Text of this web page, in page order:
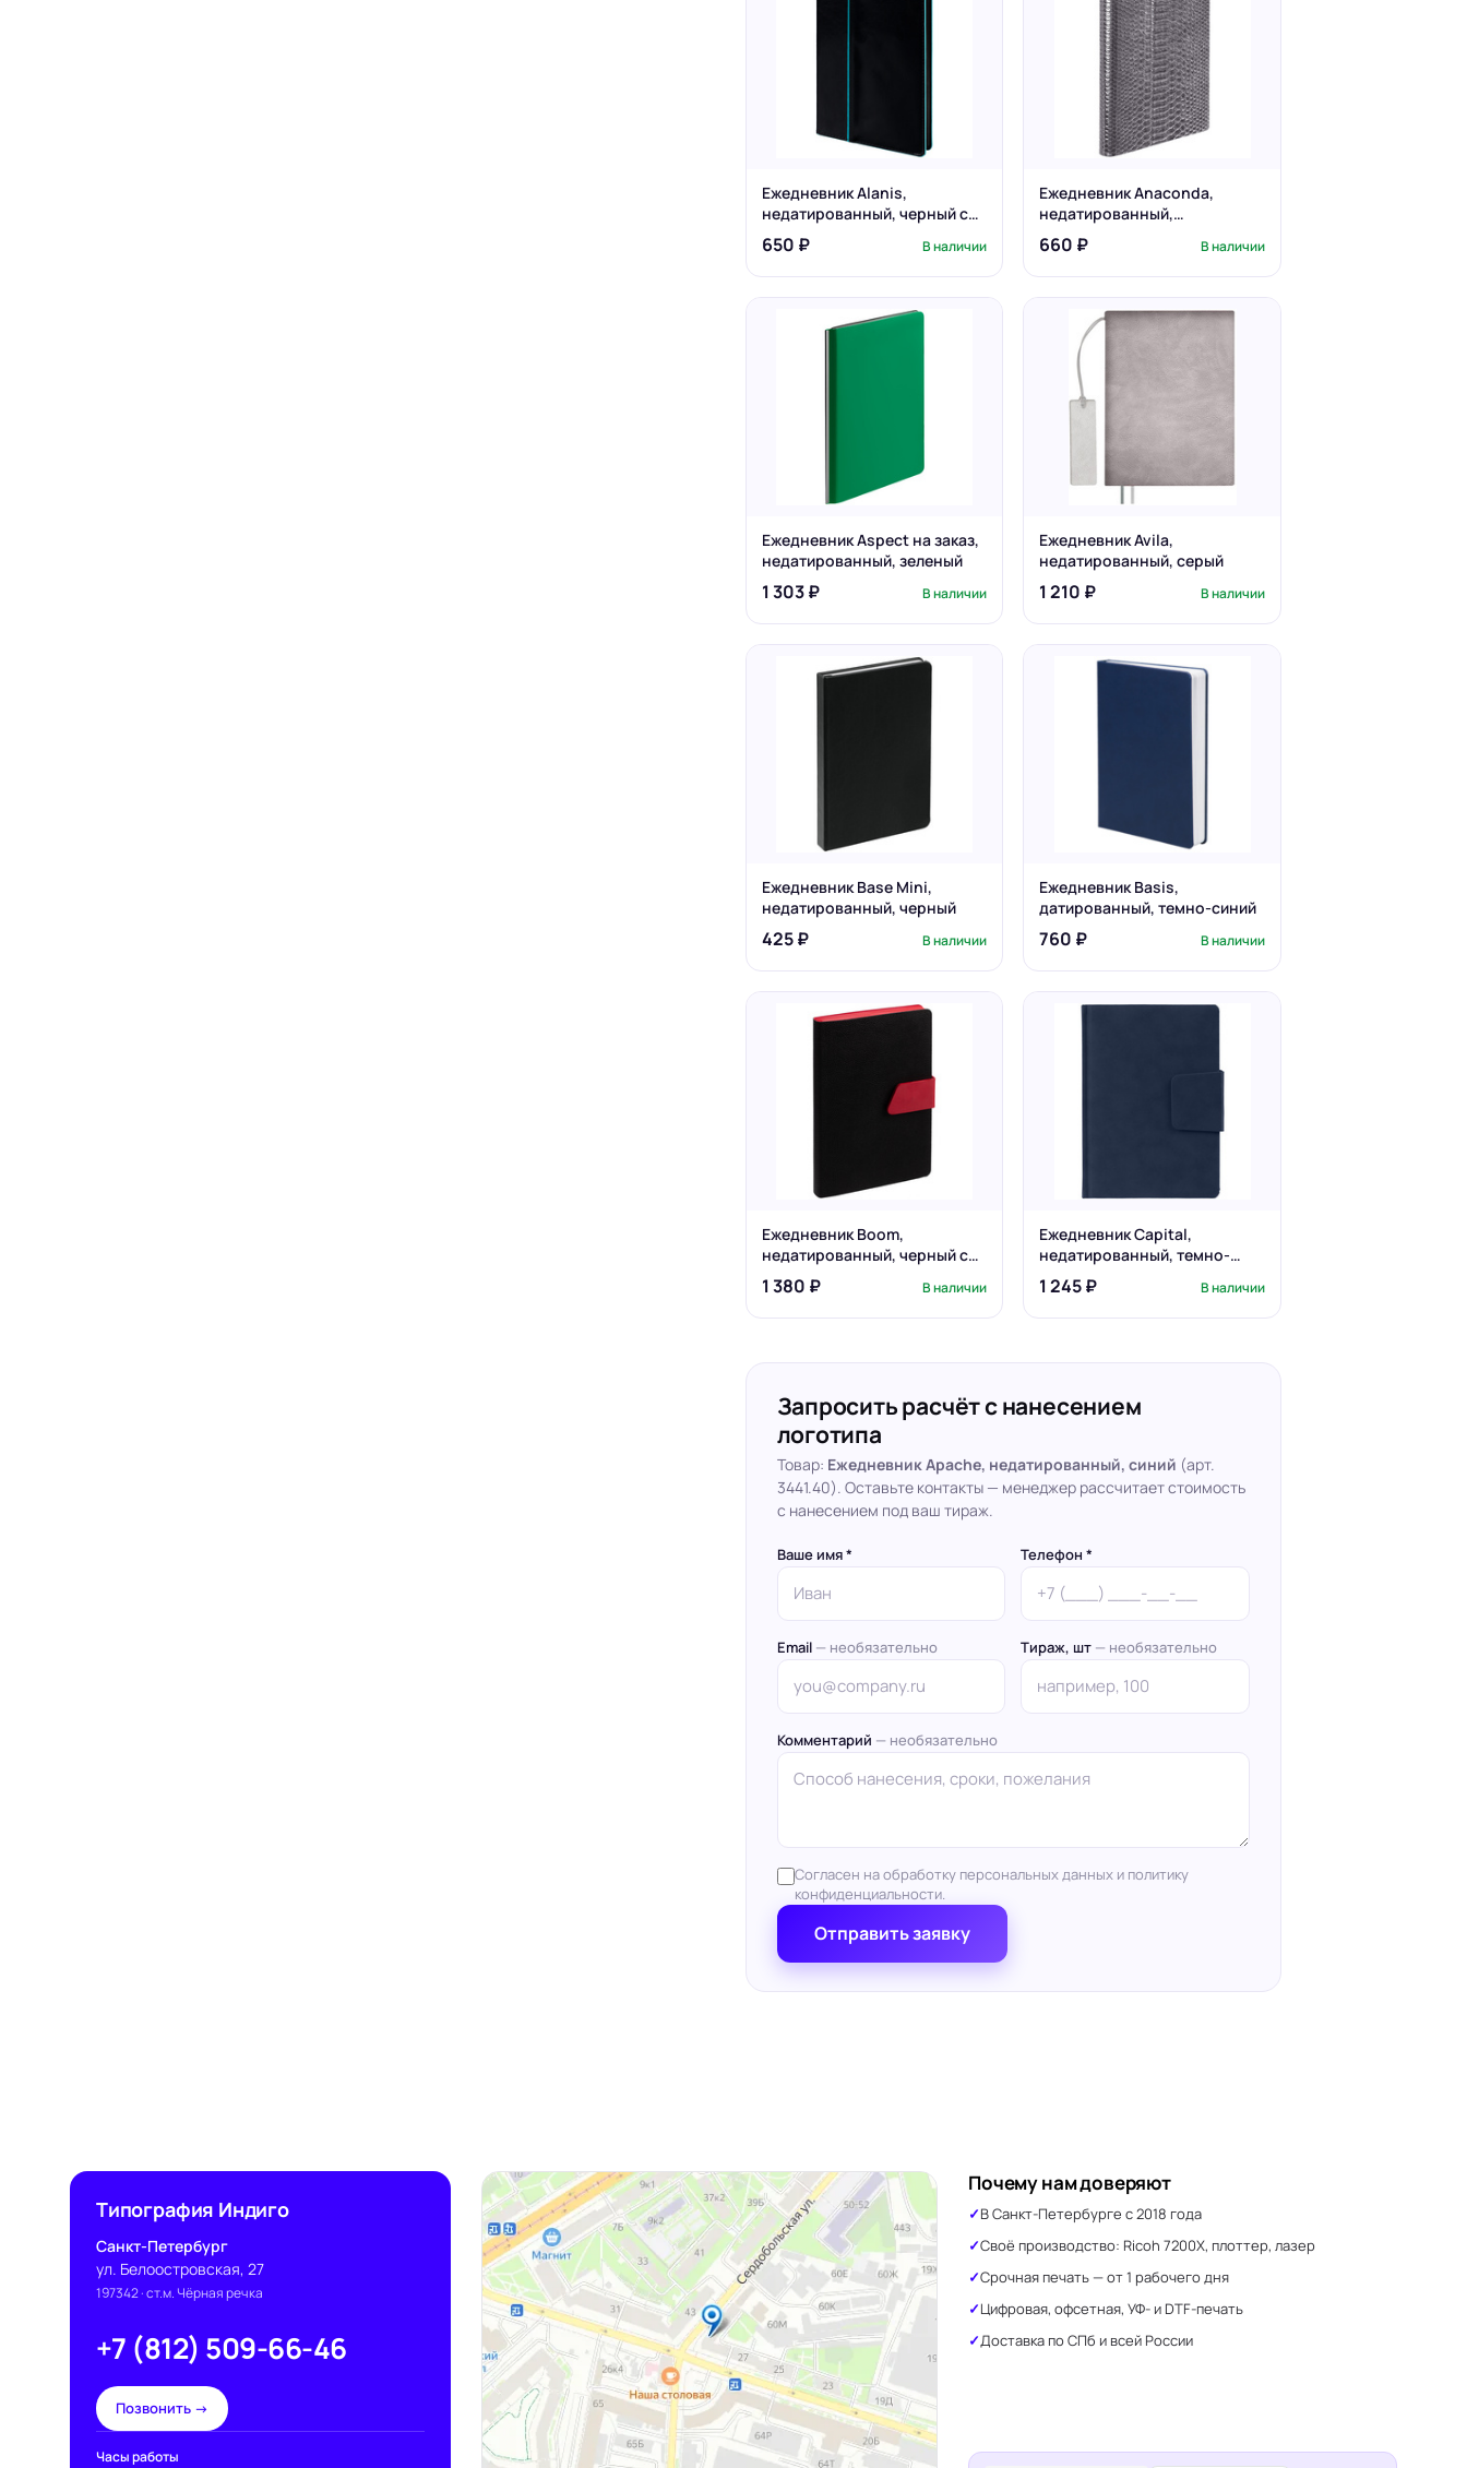
Ежедневник Alanis,
недатированный, черный с
голубым
650 ₽ В наличии
Ежедневник Anaconda,
недатированный,
серебристый
660 ₽ В наличии
Ежедневник Aspect на заказ,
недатированный, зеленый
1 303 ₽ В наличии
Ежедневник Avila,
недатированный, серый
1 210 ₽ В наличии
Ежедневник Base Mini,
недатированный, черный
425 ₽ В наличии
Ежедневник Basis,
датированный, темно-синий
760 ₽ В наличии
Ежедневник Boom,
недатированный, черный с
красным
1 380 ₽ В наличии
Ежедневник Capital,
недатированный, темно-
синий
1 245 ₽ В наличии
Запросить расчёт с нанесением
логотипа
Товар: Ежедневник Apache, недатированный, синий (арт.
3441.40). Оставьте контакты — менеджер рассчитает стоимость
с нанесением под ваш тираж.
Ваше имя * Телефон *
Email — необязательно Тираж, шт — необязательно
Комментарий — необязательно
Согласен на обработку персональных данных и политику
конфиденциальности.
Отправить заявку
Типография Индиго
Санкт-Петербург
ул. Белоостровская, 27
197342· ст.м. Чёрная речка
+7 (812) 509-66-46
Позвонить →
Часы работы
Почему нам доверяют
В Санкт-Петербурге с 2018 года
Своё производство: Ricoh 7200X, плоттер, лазер
Срочная печать — от 1 рабочего дня
Цифровая, офсетная, УФ- и DTF-печать
Доставка по СПб и всей России